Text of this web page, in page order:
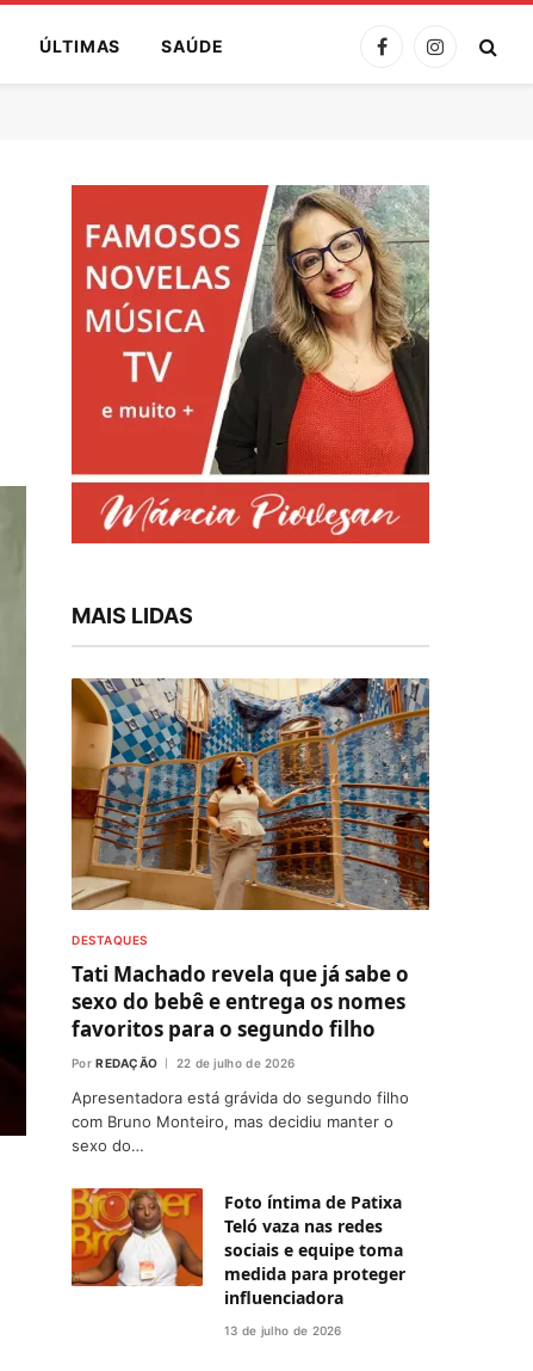
ÚLTIMAS SAÚDE FacebookInstagram
MAIS LIDAS
DESTAQUES
Tati Machado revela que já sabe o
sexo do bebê e entrega os nomes
favoritos para o segundo filho
Por REDAÇÃO 22 de julho de 2026
Apresentadora está grávida do segundo filho
com Bruno Monteiro, mas decidiu manter o
sexo do…
Foto íntima de Patixa
Teló vaza nas redes
sociais e equipe toma
medida para proteger
influenciadora
13 de julho de 2026